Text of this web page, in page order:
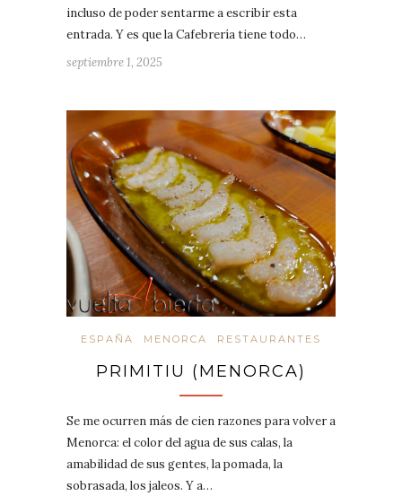
incluso de poder sentarme a escribir esta
entrada. Y es que la Cafebrería tiene todo…
septiembre 1, 2025
ESPAÑA MENORCA RESTAURANTES
PRIMITIU (MENORCA)
Se me ocurren más de cien razones para volver a
Menorca: el color del agua de sus calas, la
amabilidad de sus gentes, la pomada, la
sobrasada, los jaleos. Y a…